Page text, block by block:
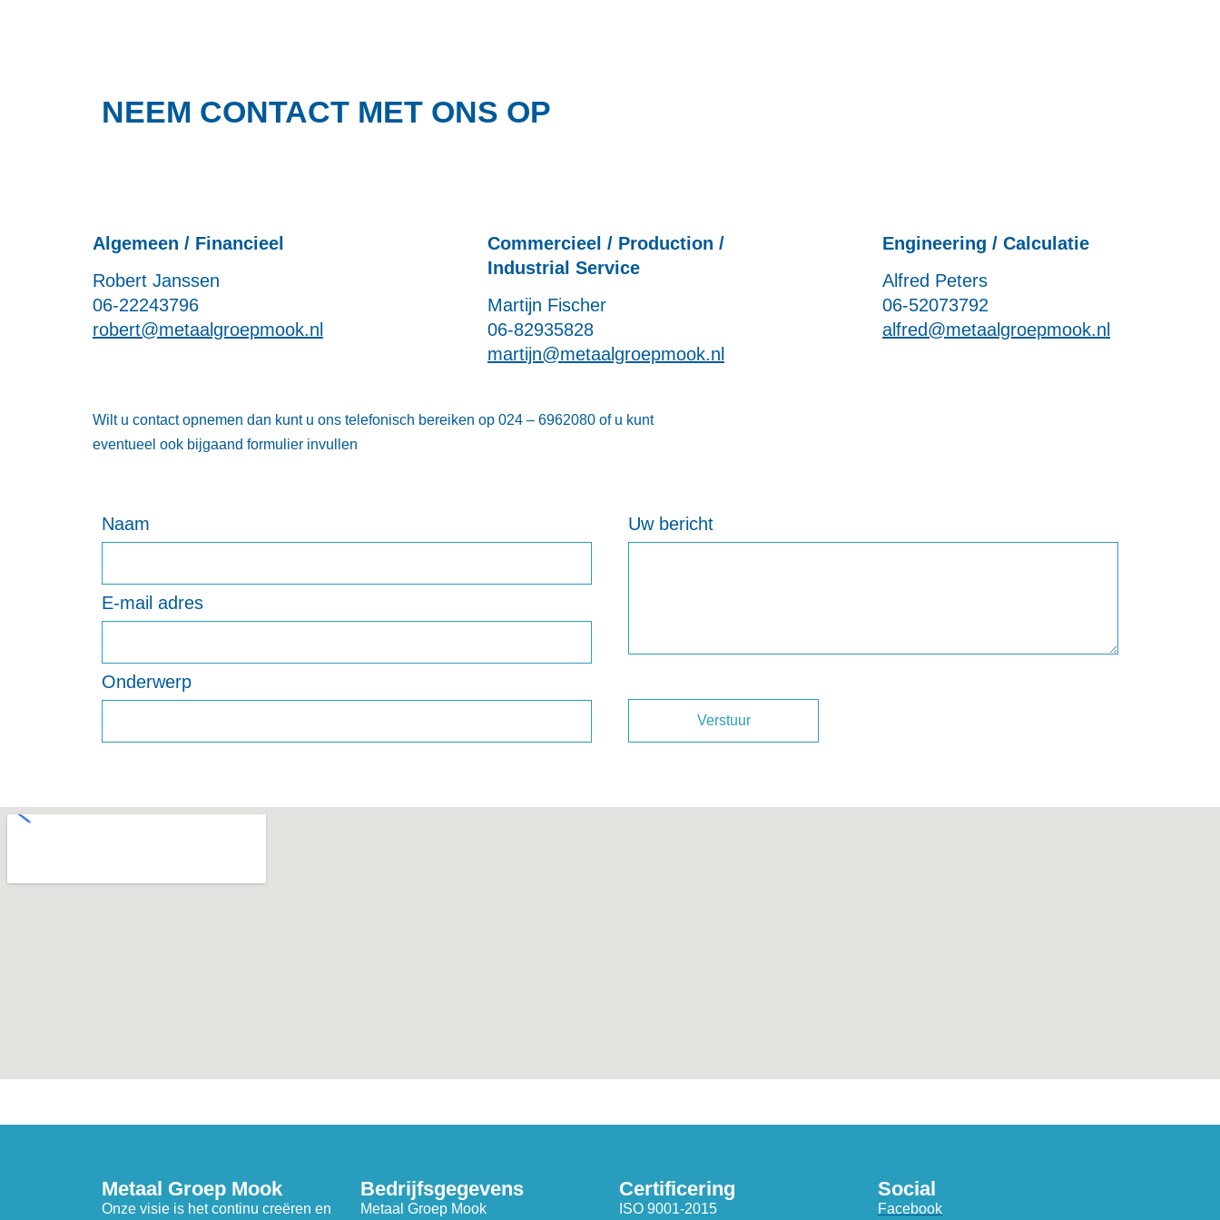
NEEM CONTACT MET ONS OP
Algemeen / Financieel
Robert Janssen
06-22243796
robert@metaalgroepmook.nl
Commercieel / Production /
Industrial Service
Martijn Fischer
06-82935828
martijn@metaalgroepmook.nl
Engineering / Calculatie
Alfred Peters
06-52073792
alfred@metaalgroepmook.nl
Wilt u contact opnemen dan kunt u ons telefonisch bereiken op 024 – 6962080 of u kunt
eventueel ook bijgaand formulier invullen
Naam Uw bericht
E-mail adres
Onderwerp
Verstuur
Metaal Groep Mook
Onze visie is het continu creëren en
Bedrijfsgegevens
Metaal Groep Mook
Certificering
ISO 9001-2015
Social
Facebook